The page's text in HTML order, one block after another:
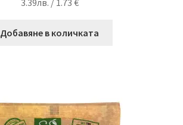
Добавяне в количката